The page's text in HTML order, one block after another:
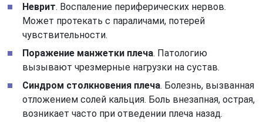
Неврит. Воспаление периферических нервов.
Может протекать с параличами, потерей
чувствительности.
Поражение манжетки плеча. Патологию
вызывают чрезмерные нагрузки на сустав.
Синдром столкновения плеча. Болезнь, вызванная
отложением солей кальция. Боль внезапная, острая,
возникает часто при отведении плеча назад.